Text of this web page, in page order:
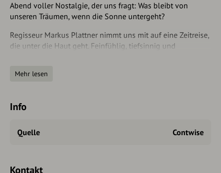
Abend voller Nostalgie, der uns fragt: Was bleibt von
unseren Träumen, wenn die Sonne untergeht?
Regisseur Markus Plattner nimmt uns mit auf eine Zeitreise,
die unter die Haut geht. Feinfühlig, tiefsinnig und
Karten unter www.theaterimlendbraeukeller.at
Mehr lesen
Info
Quelle Contwise
Kontakt